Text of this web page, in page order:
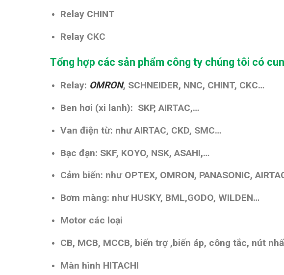
Relay CHINT
Relay CKC
Tổng hợp các sản phẩm công ty chúng tôi có
Relay: OMRON, SCHNEIDER, NNC, CHINT, CKC…
Ben hơi (xi lanh): SKP, AIRTAC,…
Van điện từ: như AIRTAC, CKD, SMC…
Bạc đạn: SKF, KOYO, NSK, ASAHI,…
Cảm biến: như OPTEX, OMRON, PANASONIC,
Bơm màng: như HUSKY, BML,GODO, WILDEN…
Motor các loại
CB, MCB, MCCB, biến trợ ,biến áp, công tắc, nút
Màn hình HITACHI